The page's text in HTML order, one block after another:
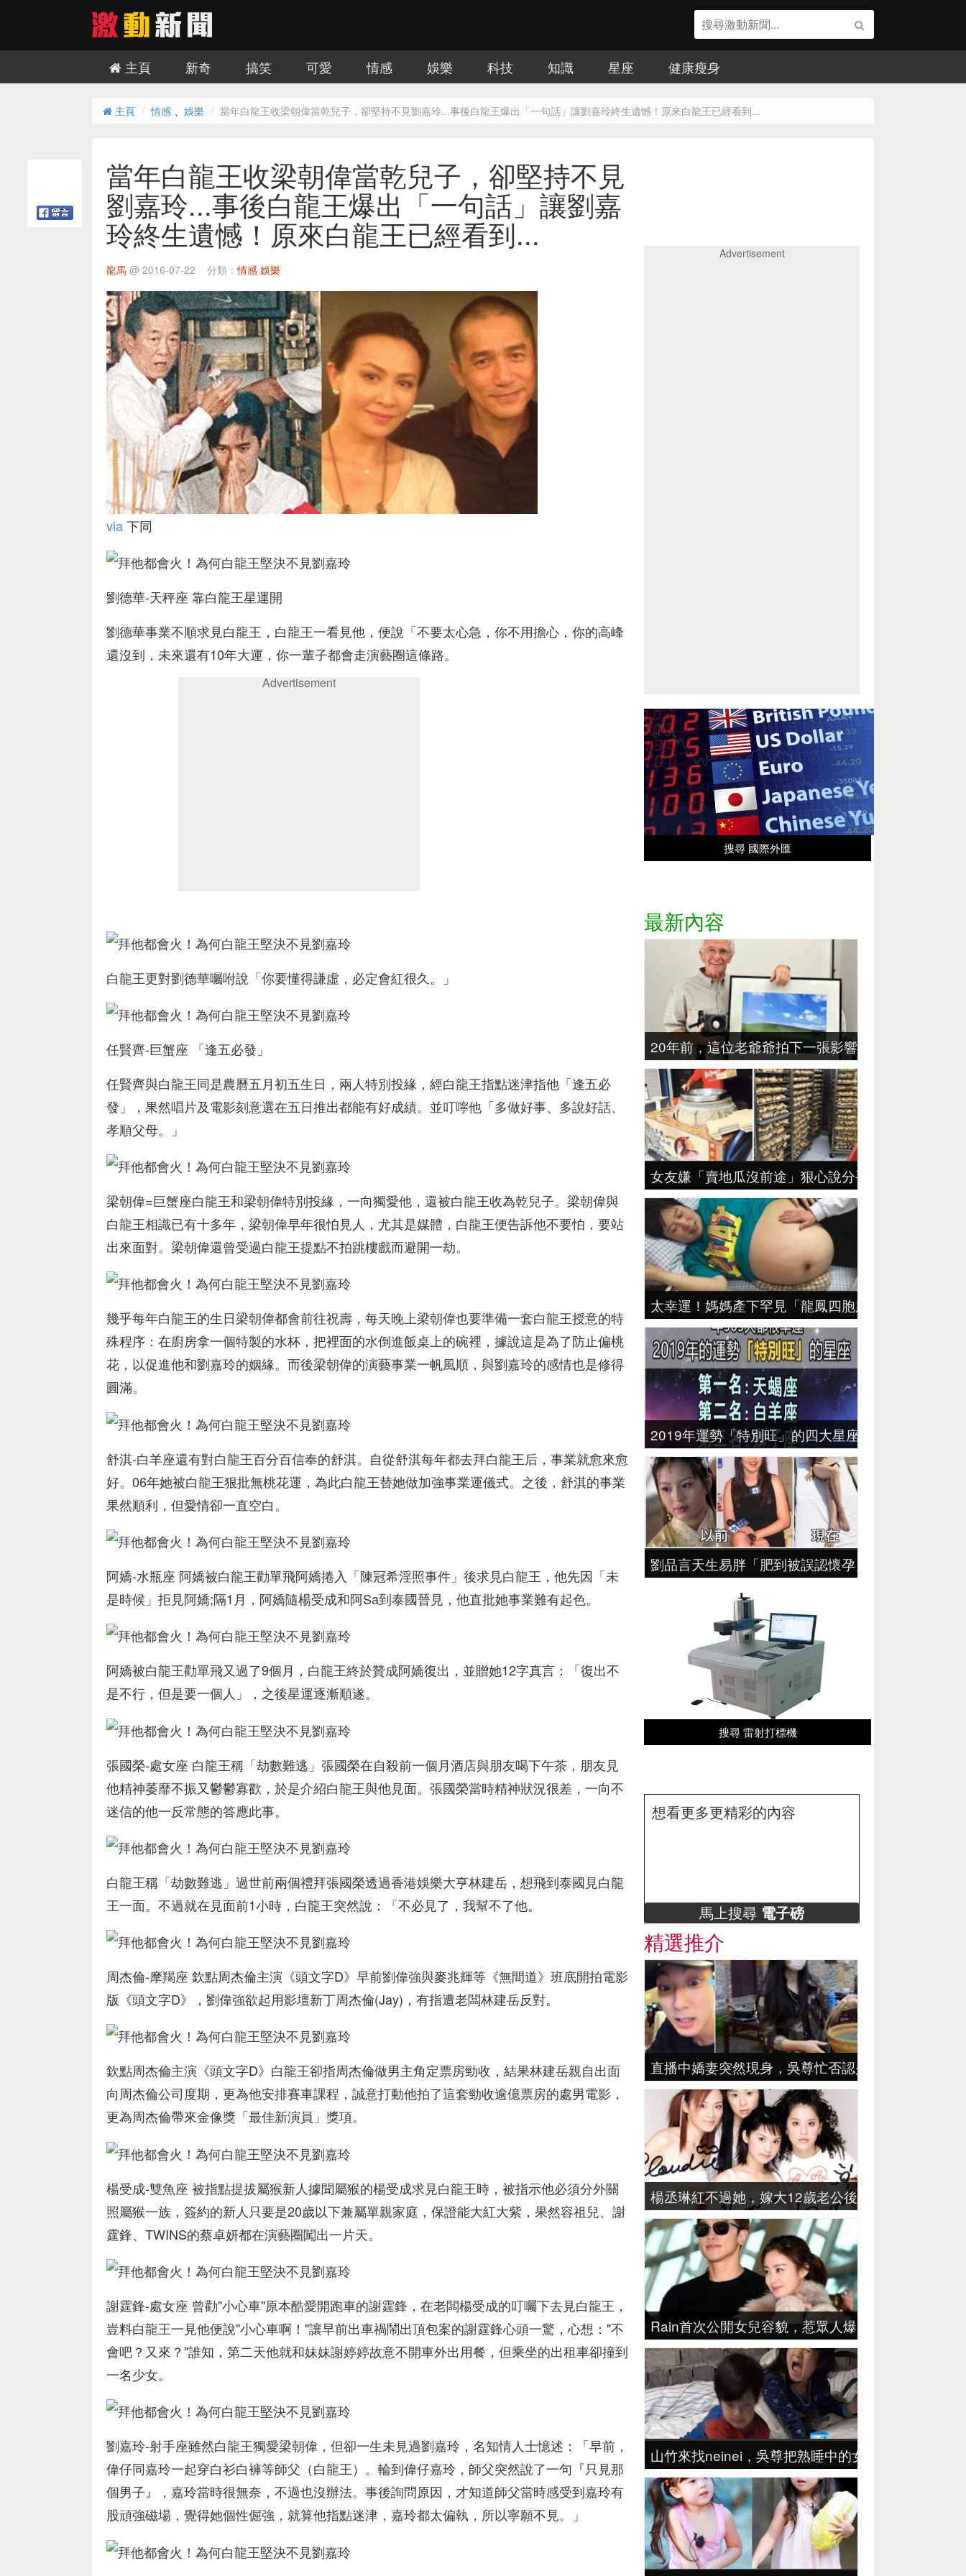
主頁 新奇 搞笑 可愛 情感 娛樂 科技 知識 星座 健康瘦身
主頁 情感 、 娛樂 當年白龍王收梁朝偉當乾兒子，卻堅持不見劉嘉玲...事後白龍王爆出「一句話」讓劉嘉玲終生遺憾！原來白龍王已經看到...
當年白龍王收梁朝偉當乾兒子，卻堅持不見
劉嘉玲...事後白龍王爆出「一句話」讓劉嘉
玲終生遺憾！原來白龍王已經看到...
龍馬 @ 2016-07-22 分類：情感 娛樂
via下同
劉德華-天秤座 靠白龍王星運開
劉德華事業不順求見白龍王，白龍王一看見他，便說「不要太心急，你不用擔心，你的高峰
還沒到，未來還有10年大運，你一輩子都會走演藝圈這條路。
Advertisement
白龍王更對劉德華囑咐說「你要懂得謙虛，必定會紅很久。」
任賢齊-巨蟹座 「逢五必發」
任賢齊與白龍王同是農曆五月初五生日，兩人特別投緣，經白龍王指點迷津指他「逢五必
發」，果然唱片及電影刻意選在五日推出都能有好成績。並叮嚀他「多做好事、多說好話、
孝順父母。」
梁朝偉=巨蟹座白龍王和梁朝偉特別投緣，一向獨愛他，還被白龍王收為乾兒子。梁朝偉與
白龍王相識已有十多年，梁朝偉早年很怕見人，尤其是媒體，白龍王便告訴他不要怕，要站
出來面對。梁朝偉還曾受過白龍王提點不拍跳樓戲而避開一劫。
幾乎每年白龍王的生日梁朝偉都會前往祝壽，每天晚上梁朝偉也要準備一套白龍王授意的特
殊程序：在廚房拿一個特製的水杯，把裡面的水倒進飯桌上的碗裡，據說這是為了防止偏桃
花，以促進他和劉嘉玲的姻緣。而後梁朝偉的演藝事業一帆風順，與劉嘉玲的感情也是修得
圓滿。
舒淇-白羊座還有對白龍王百分百信奉的舒淇。自從舒淇每年都去拜白龍王后，事業就愈來愈
好。06年她被白龍王狠批無桃花運，為此白龍王替她做加強事業運儀式。之後，舒淇的事業
果然順利，但愛情卻一直空白。
阿嬌-水瓶座 阿嬌被白龍王勸單飛阿嬌捲入「陳冠希淫照事件」後求見白龍王，他先因「未
是時候」拒見阿嬌;隔1月，阿嬌隨楊受成和阿Sa到泰國晉見，他直批她事業難有起色。
阿嬌被白龍王勸單飛又過了9個月，白龍王終於贊成阿嬌復出，並贈她12字真言：「復出不
是不行，但是要一個人」，之後星運逐漸順遂。
張國榮-處女座 白龍王稱「劫數難逃」張國榮在自殺前一個月酒店與朋友喝下午茶，朋友見
他精神萎靡不振又鬱鬱寡歡，於是介紹白龍王與他見面。張國榮當時精神狀況很差，一向不
迷信的他一反常態的答應此事。
白龍王稱「劫數難逃」過世前兩個禮拜張國榮透過香港娛樂大亨林建岳，想飛到泰國見白龍
王一面。不過就在見面前1小時，白龍王突然說：「不必見了，我幫不了他。
周杰倫-摩羯座 欽點周杰倫主演《頭文字D》早前劉偉強與麥兆輝等《無間道》班底開拍電影
版《頭文字D》，劉偉強欲起用影壇新丁周杰倫(Jay)，有指遭老闆林建岳反對。
欽點周杰倫主演《頭文字D》白龍王卻指周杰倫做男主角定票房勁收，結果林建岳親自出面
向周杰倫公司度期，更為他安排賽車課程，誠意打動他拍了這套勁收逾億票房的處男電影，
更為周杰倫帶來金像獎「最佳新演員」獎項。
楊受成-雙魚座 被指點提拔屬猴新人據聞屬猴的楊受成求見白龍王時，被指示他必須分外關
照屬猴一族，簽約的新人只要是20歲以下兼屬單親家庭，保證能大紅大紫，果然容祖兒、謝
霆鋒、TWINS的蔡卓妍都在演藝圈闖出一片天。
謝霆鋒-處女座 曾勸"小心車"原本酷愛開跑車的謝霆鋒，在老闆楊受成的叮囑下去見白龍王，
豈料白龍王一見他便說"小心車啊！"讓早前出車禍鬧出頂包案的謝霆鋒心頭一驚，心想："不
會吧？又來？"誰知，第二天他就和妹妹謝婷婷故意不開車外出用餐，但乘坐的出租車卻撞到
一名少女。
劉嘉玲-射手座雖然白龍王獨愛梁朝偉，但卻一生未見過劉嘉玲，名知情人士憶述：「早前，
偉仔同嘉玲一起穿白衫白褲等師父（白龍王）。輪到偉仔嘉玲，師父突然說了一句『只見那
個男子』，嘉玲當時很無奈，不過也沒辦法。事後詢問原因，才知道師父當時感受到嘉玲有
股頑強磁場，覺得她個性倔強，就算他指點迷津，嘉玲都太偏執，所以寧願不見。」
Advertisement
搜尋 國際外匯
最新內容
20年前，這位老爺爺拍下一張影響10億人的照片，
女友嫌「賣地瓜沒前途」狠心說分手，地瓜哥拼4
太幸運！媽媽產下罕見「龍鳳四胞胎」，70萬分之
2019年運勢「特別旺」的四大星座，天蠍座每一天
劉品言天生易胖「肥到被誤認懷孕」！8年來「減
搜尋 雷射打標機
想看更多更精彩的內容
馬上搜尋 電子磅
精選推介
直播中嬌妻突然現身，吳尊忙否認是尊嫂，Neinei
楊丞琳紅不過她，嫁大12歲老公後，剛剖完又懷孕
Rain首次公開女兒容貌，惹眾人爆笑，網友:不愧是
山竹來找neinei，吳尊把熟睡中的女兒叫醒，尊重